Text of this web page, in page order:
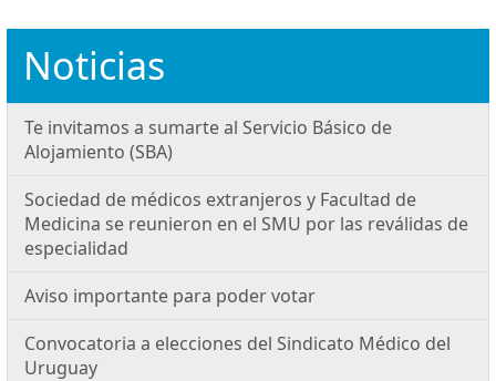
Noticias
Te invitamos a sumarte al Servicio Básico de
Alojamiento (SBA)
Sociedad de médicos extranjeros y Facultad de
Medicina se reunieron en el SMU por las reválidas de
especialidad
Aviso importante para poder votar
Convocatoria a elecciones del Sindicato Médico del
Uruguay